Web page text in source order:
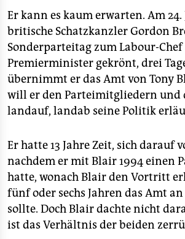
unterstützen
genossenschaft
epaper login
Er kann es kaum erwarten. Am
britische Schatzkanzler Gordon
Sonderparteitag zum Labour-
Premierminister gekrönt, drei
übernimmt er das Amt von Tony
will er den Parteimitgliedern und
landauf, landab seine Politik
Er hatte 13 Jahre Zeit, sich darauf
nachdem er mit Blair 1994 einen
hatte, wonach Blair den Vortritt
fünf oder sechs Jahren das Amt
sollte. Doch Blair dachte nicht
ist das Verhältnis der beiden